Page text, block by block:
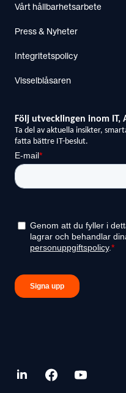
Vårt hållbarhetsarbete
Press & Nyheter
Integritetspolicy
Visselblåsaren
linkedin.comfacebook.com
youtube.com